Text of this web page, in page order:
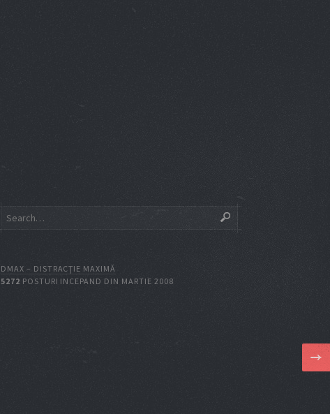
DMAX – DISTRACŢIE MAXIMĂ
5272 POSTURI INCEPAND DIN MARTIE 2008